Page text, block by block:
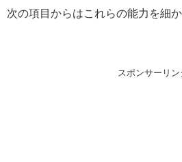
次の項目からはこれらの能力を細
スポンサーリン